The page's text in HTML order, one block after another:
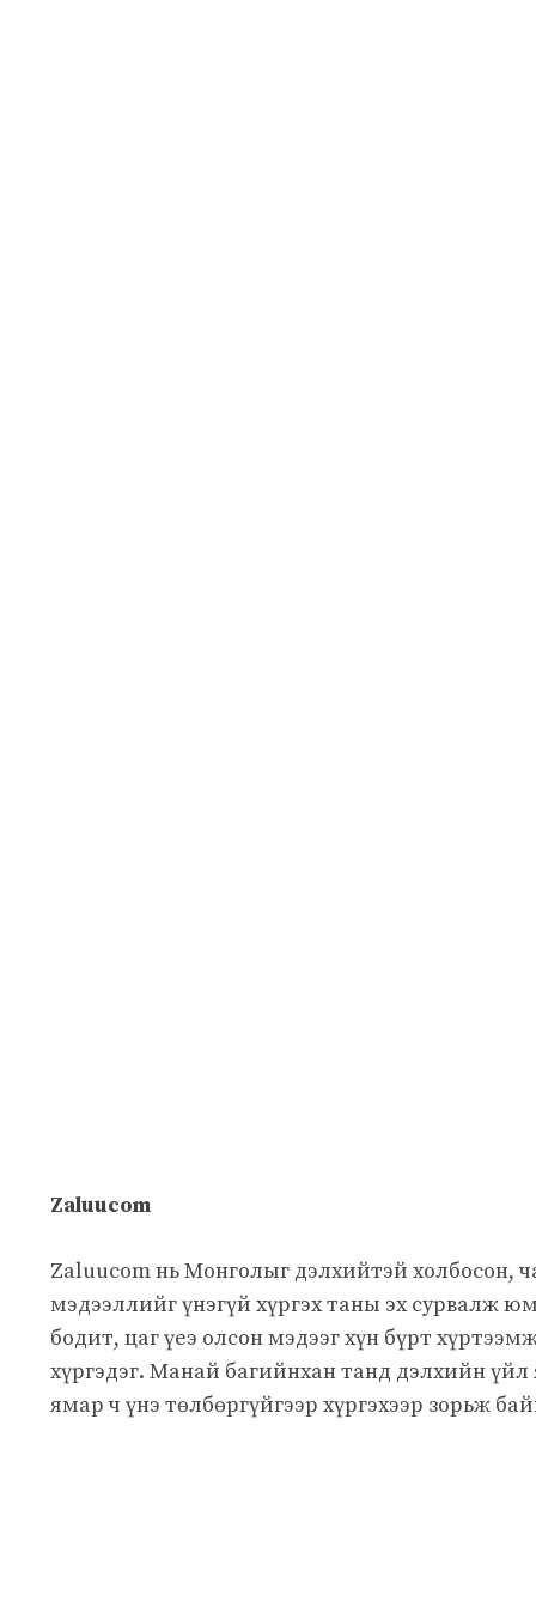
Zaluucom
Zaluucom нь Монголыг дэлхийтэй холбосон,
мэдээллийг үнэгүй хүргэх таны эх сурвалж
бодит, цаг үеэ олсон мэдээг хүн бүрт
хүргэдэг. Манай багийнхан танд дэлхийн үйл
ямар ч үнэ төлбөргүйгээр хүргэхээр зорьж